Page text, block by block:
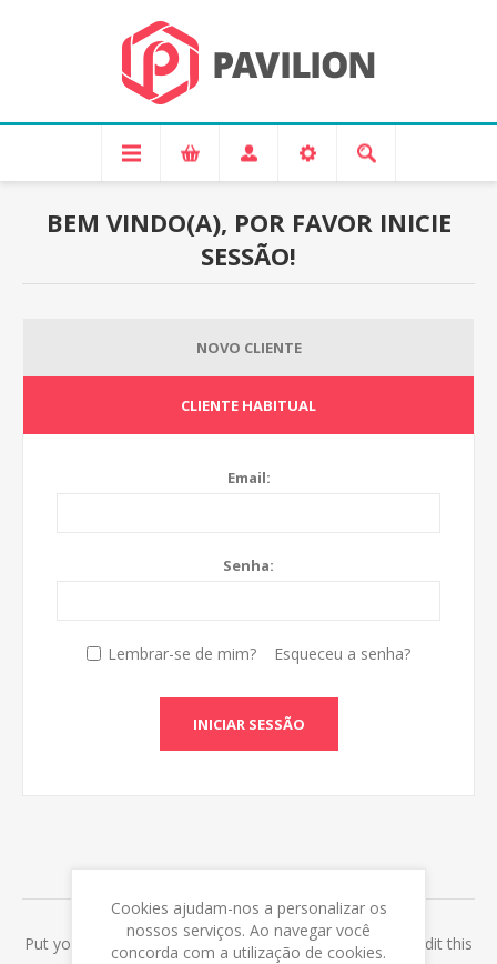
BEM VINDO(A), POR FAVOR INICIE
SESSÃO!
NOVO CLIENTE
CLIENTE HABITUAL
Email:
Senha:
Lembrar-se de mim? Esqueceu a senha?
INICIAR SESSÃO
Put your login / registration information here. You can edit this
Cookies ajudam-nos a personalizar os
nossos serviços. Ao navegar você
concorda com a utilização de cookies.